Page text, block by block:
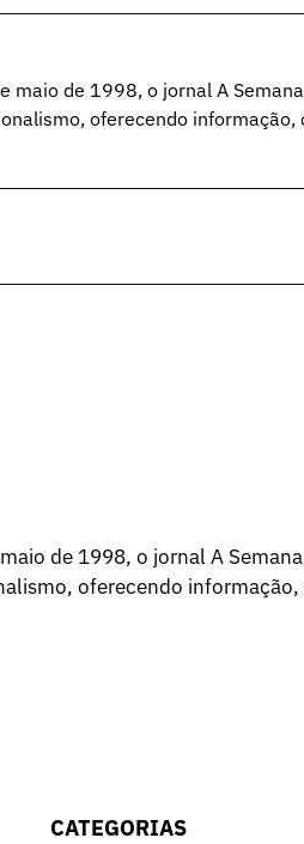
maio de 1998, o jornal A
oferecendo
de 1998, o jornal A
oferecendo
CATEGORIAS